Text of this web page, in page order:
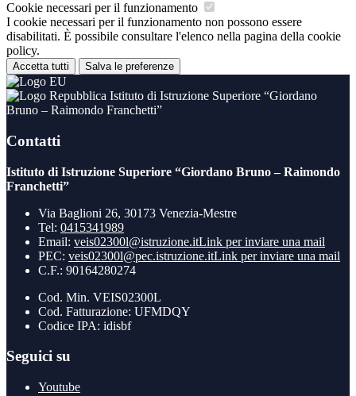
Cookie necessari per il funzionamento
I cookie necessari per il funzionamento non possono essere
disabilitati. È possibile consultare l'elenco nella pagina della cookie
policy.
Accetta tutti Salva le preferenze
Istituto di Istruzione Superiore “Giordano
Bruno – Raimondo Franchetti”
Contatti
Istituto di Istruzione Superiore “Giordano Bruno – Raimondo
Franchetti”
Via Baglioni 26, 30173 Venezia-Mestre
Tel: 0415341989
Email: veis02300l@istruzione.itLink per inviare una mail
PEC: veis02300l@pec.istruzione.itLink per inviare una mail
C.F.: 90164280274
Cod. Min. VEIS02300L
Cod. Fatturazione: UFMDQY
Codice IPA: idisbf
Seguici su
Youtube